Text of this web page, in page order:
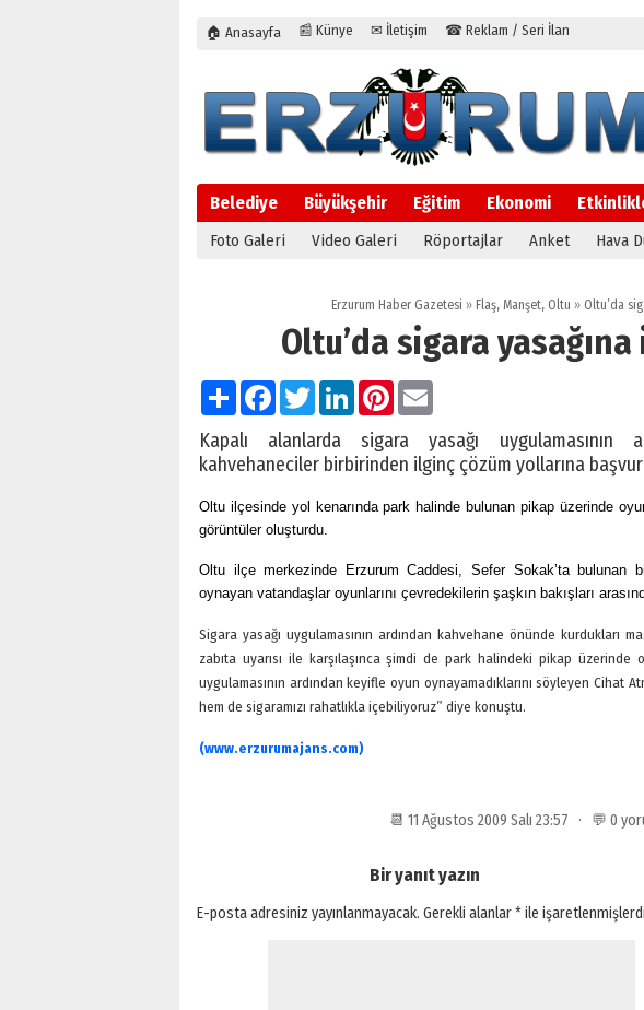
🏠 Anasayfa 📰 Künye ✉ İletişim ☎ Reklam / Seri İlan
Belediye Büyükşehir Eğitim Ekonomi
Foto Galeri Video Galeri Röportajlar Anket Hava
Erzurum Haber Gazetesi » Flaş, Manşet, Oltu »Oltu’da
Oltu’da sigara
PaylaşFacebook
TwitterLinkedInPinterest
Kapalı alanlarda sigara yasağı uygulamasının
kahvehaneciler birbirinden ilginç çözüm yollarına
Oltu ilçesinde yol kenarında park halinde bulunan pikap üzerinde
görüntüler oluşturdu.
Oltu ilçe merkezinde Erzurum Caddesi, Sefer Sokak’ta bulunan
oynayan vatandaşlar oyunlarını çevredekilerin şaşkın bakışları
Sigara yasağı uygulamasının ardından kahvehane önünde kurdukları
zabıta uyarısı ile karşılaşınca şimdi de park halindeki pikap
uygulamasının ardından keyifle oyun oynayamadıklarını söyleyen Cihat
hem de sigaramızı rahatlıkla içebiliyoruz” diye konuştu.
(www.erzurumajans.com)
📆 11 Ağustos 2009 Salı 23:57 · 💬 0
Bir yanıt yazın
E-posta adresiniz yayınlanmayacak. Gerekli alanlar*ile